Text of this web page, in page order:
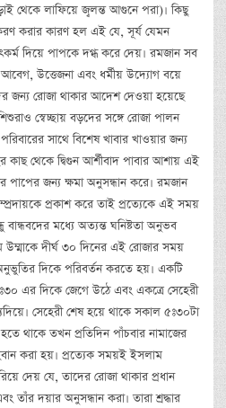
থেকে লাফিয়ে জ্বলন্ত আগুনে পরা)। কিছু
করার কারণ হল এই যে, সূর্য যেমন
দিয়ে পাপকে দগ্ধ করে দেয়। রমজান সব
আবেগ, উত্তেজনা এবং ধর্মীয় উদ্যোগ বয়ে
জন্য রোজা থাকার আদেশ দেওয়া হয়েছে
স্বেচ্ছায় বড়দের সঙ্গে রোজা পালন
সাথে বিশেষ খাবার খাওয়ার জন্য
কাছ থেকে দ্বিগুন আর্শীবাদ পাবার আশায় এই
জন্য ক্ষমা অনুসন্ধান করে। রমজান
প্রকাশ করে তাই প্রত্যেকে এই সময়
বান্ধবদের মধ্যে অত্যন্ত ঘনিষ্টতা অনুভব
উম্মাকে দীর্ঘ ৩০ দিনের এই রোজার সময়
দিকে পরিবর্তন করতে হয়। একটি
এর দিকে জেগে উঠে এবং একত্রে সেহেরী
সেহেরী শেষ হয়ে থাকে সকাল ৫ঃ৩০টা
থাকে তখন প্রতিদিন পাঁচবার নামাজের
করা হয়। প্রত্যেক সময়ই ইসলাম
দেয় যে, তাদের রোজা থাকার প্রধান
তাঁর দয়ার অনুসন্ধান করা। তারা শ্রদ্ধার